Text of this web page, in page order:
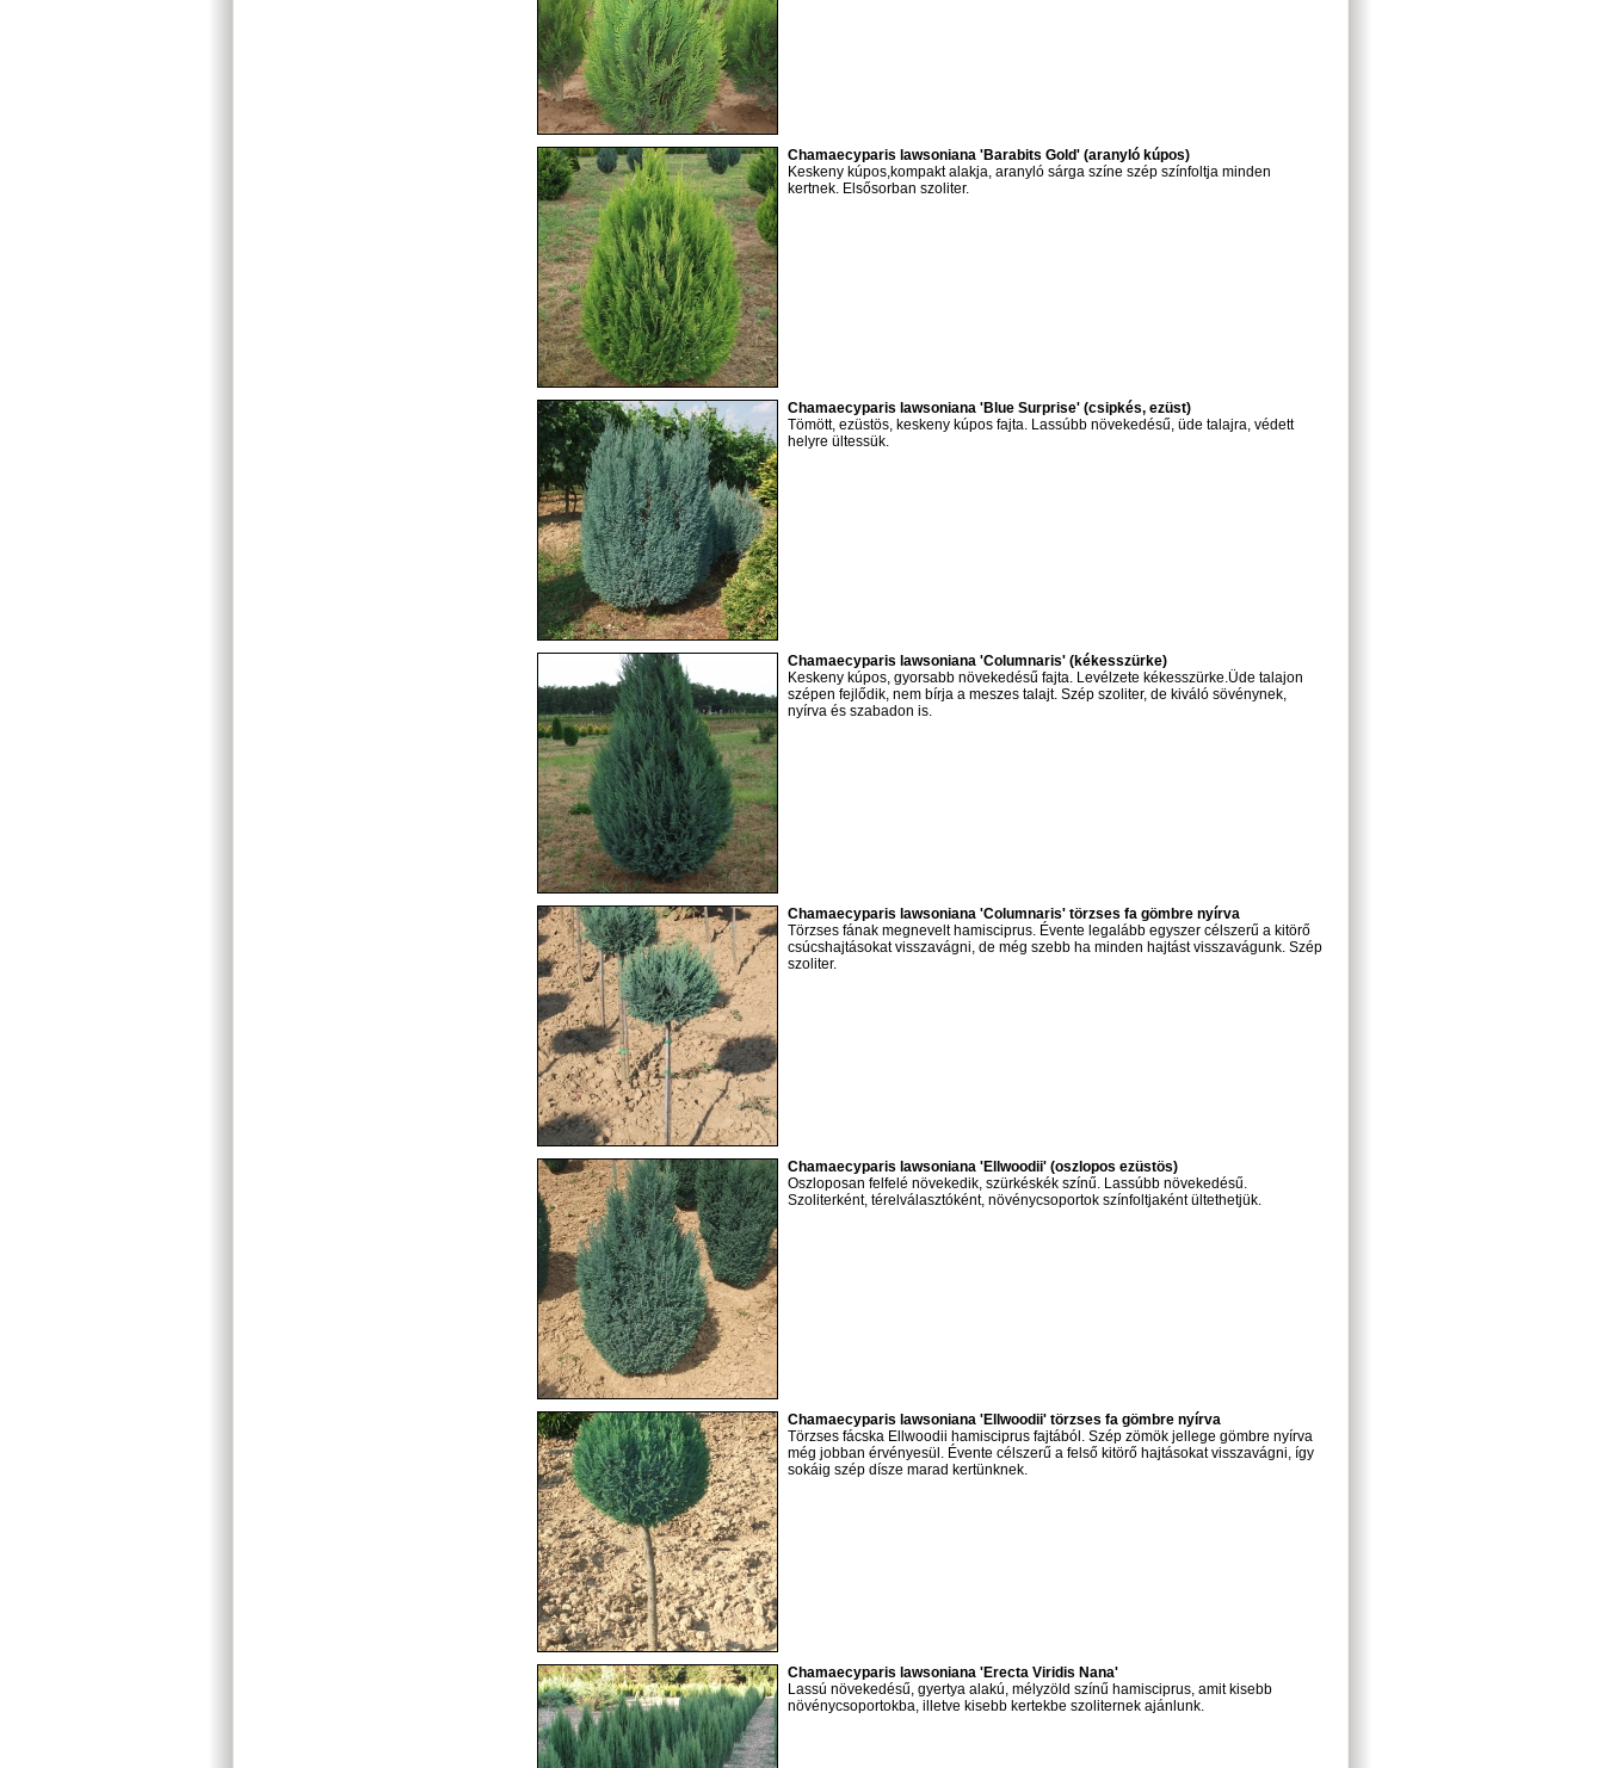
Chamaecyparis lawsoniana 'Barabits Gold' (aranyló kúpos)
Keskeny kúpos,kompakt alakja, aranyló sárga színe szép színfoltja minden
kertnek. Elsősorban szoliter.
Chamaecyparis lawsoniana 'Blue Surprise' (csipkés, ezüst)
Tömött, ezüstös, keskeny kúpos fajta. Lassúbb növekedésű, üde talajra, védett
helyre ültessük.
Chamaecyparis lawsoniana 'Columnaris' (kékesszürke)
Keskeny kúpos, gyorsabb növekedésű fajta. Levélzete kékesszürke.Üde talajon
szépen fejlődik, nem bírja a meszes talajt. Szép szoliter, de kiváló sövénynek,
nyírva és szabadon is.
Chamaecyparis lawsoniana 'Columnaris' törzses fa gömbre nyírva
Törzses fának megnevelt hamisciprus. Évente legalább egyszer célszerű a kitörő
csúcshajtásokat visszavágni, de még szebb ha minden hajtást visszavágunk. Szép
szoliter.
Chamaecyparis lawsoniana 'Ellwoodii' (oszlopos ezüstös)
Oszloposan felfelé növekedik, szürkéskék színű. Lassúbb növekedésű.
Szoliterként, térelválasztóként, növénycsoportok színfoltjaként ültethetjük.
Chamaecyparis lawsoniana 'Ellwoodii' törzses fa gömbre nyírva
Törzses fácska Ellwoodii hamisciprus fajtából. Szép zömök jellege gömbre nyírva
még jobban érvényesül. Évente célszerű a felső kitörő hajtásokat visszavágni, így
sokáig szép dísze marad kertünknek.
Chamaecyparis lawsoniana 'Erecta Viridis Nana'
Lassú növekedésű, gyertya alakú, mélyzöld színű hamisciprus, amit kisebb
növénycsoportokba, illetve kisebb kertekbe szoliternek ajánlunk.